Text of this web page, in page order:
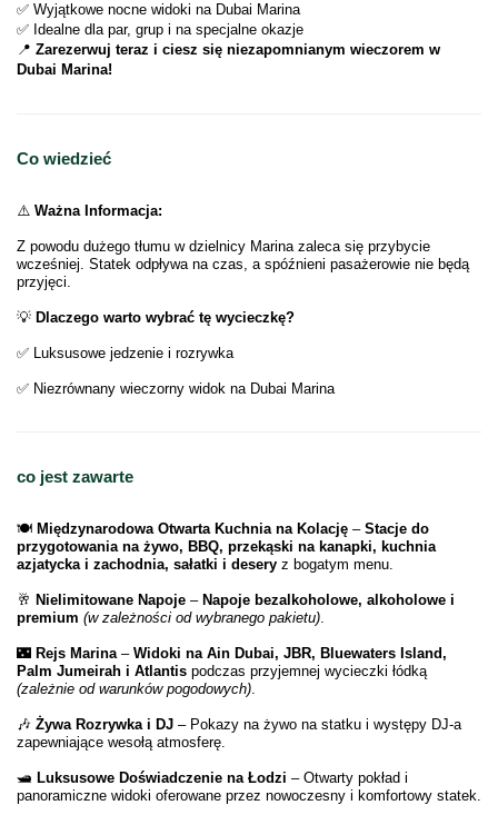
✅ Wyjątkowe nocne widoki na Dubai Marina
✅ Idealne dla par, grup i na specjalne okazje
📍 Zarezerwuj teraz i ciesz się niezapomnianym wieczorem w
Dubai Marina!
Co wiedzieć
⚠️ Ważna Informacja:
Z powodu dużego tłumu w dzielnicy Marina zaleca się przybycie
wcześniej. Statek odpływa na czas, a spóźnieni pasażerowie nie będą
przyjęci.
💡 Dlaczego warto wybrać tę wycieczkę?
✅ Luksusowe jedzenie i rozrywka
✅ Niezrównany wieczorny widok na Dubai Marina
co jest zawarte
🍽️ Międzynarodowa Otwarta Kuchnia na Kolację – Stacje do
przygotowania na żywo, BBQ, przekąski na kanapki, kuchnia
azjatycka i zachodnia, sałatki i desery z bogatym menu.
🥂 Nielimitowane Napojе – Napojе bezalkoholowe, alkoholowe i
premium (w zależności od wybranego pakietu).
🌃 Rejs Marina– Widoki na Ain Dubai, JBR, Bluewaters Island,
Palm Jumeirah i Atlantis podczas przyjemnej wycieczki łódką
(zależnie od warunków pogodowych).
🎶 Żywa Rozrywka i DJ – Pokazy na żywo na statku i występy DJ-a
zapewniające wesołą atmosferę.
🛥 Luksusowe Doświadczenie na Łodzi – Otwarty pokład i
panoramiczne widoki oferowane przez nowoczesny i komfortowy statek.